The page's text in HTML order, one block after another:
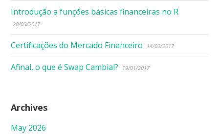
Introdução a funções básicas financeiras no R
20/05/2017
Certificações do Mercado Financeiro 14/02/2017
Afinal, o que é Swap Cambial? 19/01/2017
Archives
May 2026